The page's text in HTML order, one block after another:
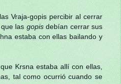
Vraja-gopis percibir al cerrar
que las gopisdebían cerrar sus
estaba con ellas bailando y
Krsna estaba allí con ellas,
tal como ocurrió cuando se